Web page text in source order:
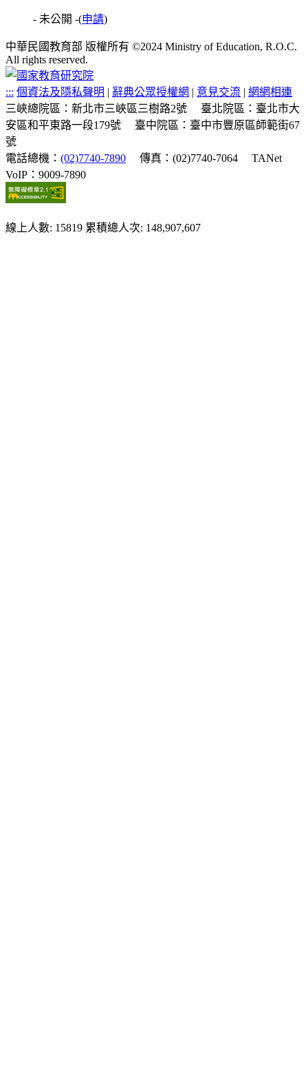
- 未公開 -(申請)
中華民國教育部 版權所有 ©2024 Ministry of Education, R.O.C.
All rights reserved.
::: 個資法及隱私聲明 | 辭典公眾授權網 | 意見交流 | 網網相連
三峽總院區：新北市三峽區三樹路2號
臺北院區：臺北市大
安區和平東路一段179號
臺中院區：臺中市豐原區師範街67
號
電話總機： (02)7740-7890 傳真：(02)7740-7064
TANet
VoIP：9009-7890
線上人數: 15819 累積總人次: 148,907,607